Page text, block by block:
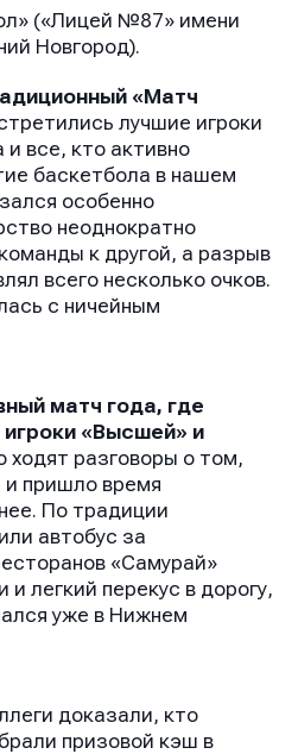
(«Лицей №87» имени
Новгород).
«Матч
лучшие игроки
и все, кто активно
баскетбола в нашем
особенно
неоднократно
к другой, а разрыв
всего несколько очков.
с ничейным
матч года, где
«Высшей» и
ходят разговоры о том,
и пришло время
По традиции
автобус за
«Самурай»
легкий перекус в дорогу,
уже в Нижнем
доказали, кто
призовой кэш в
вы соглашаетесь с
персональных данных
вы соглашаетесь с
персональных данных
вы соглашаетесь с
данных